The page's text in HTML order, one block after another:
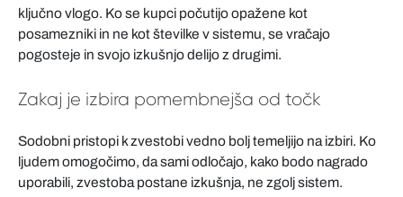
ključno vlogo. Ko se kupci počutijo opažene kot
posamezniki in ne kot številke v sistemu, se vračajo
pogosteje in svojo izkušnjo delijo z drugimi.
Zakaj je izbira pomembnejša od točk
Sodobni pristopi k zvestobi vedno bolj temeljijo na izbiri. Ko
ljudem omogočimo, da sami odločajo, kako bodo nagrado
uporabili, zvestoba postane izkušnja, ne zgolj sistem.